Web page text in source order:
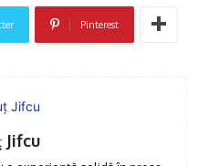
Pinterest
Jifcu